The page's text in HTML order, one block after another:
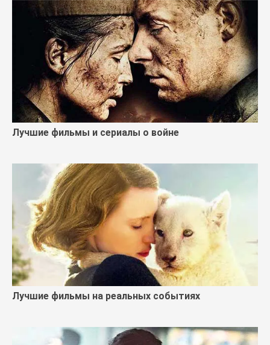
Лучшие фильмы и сериалы о войне
Лучшие фильмы на реальных событиях